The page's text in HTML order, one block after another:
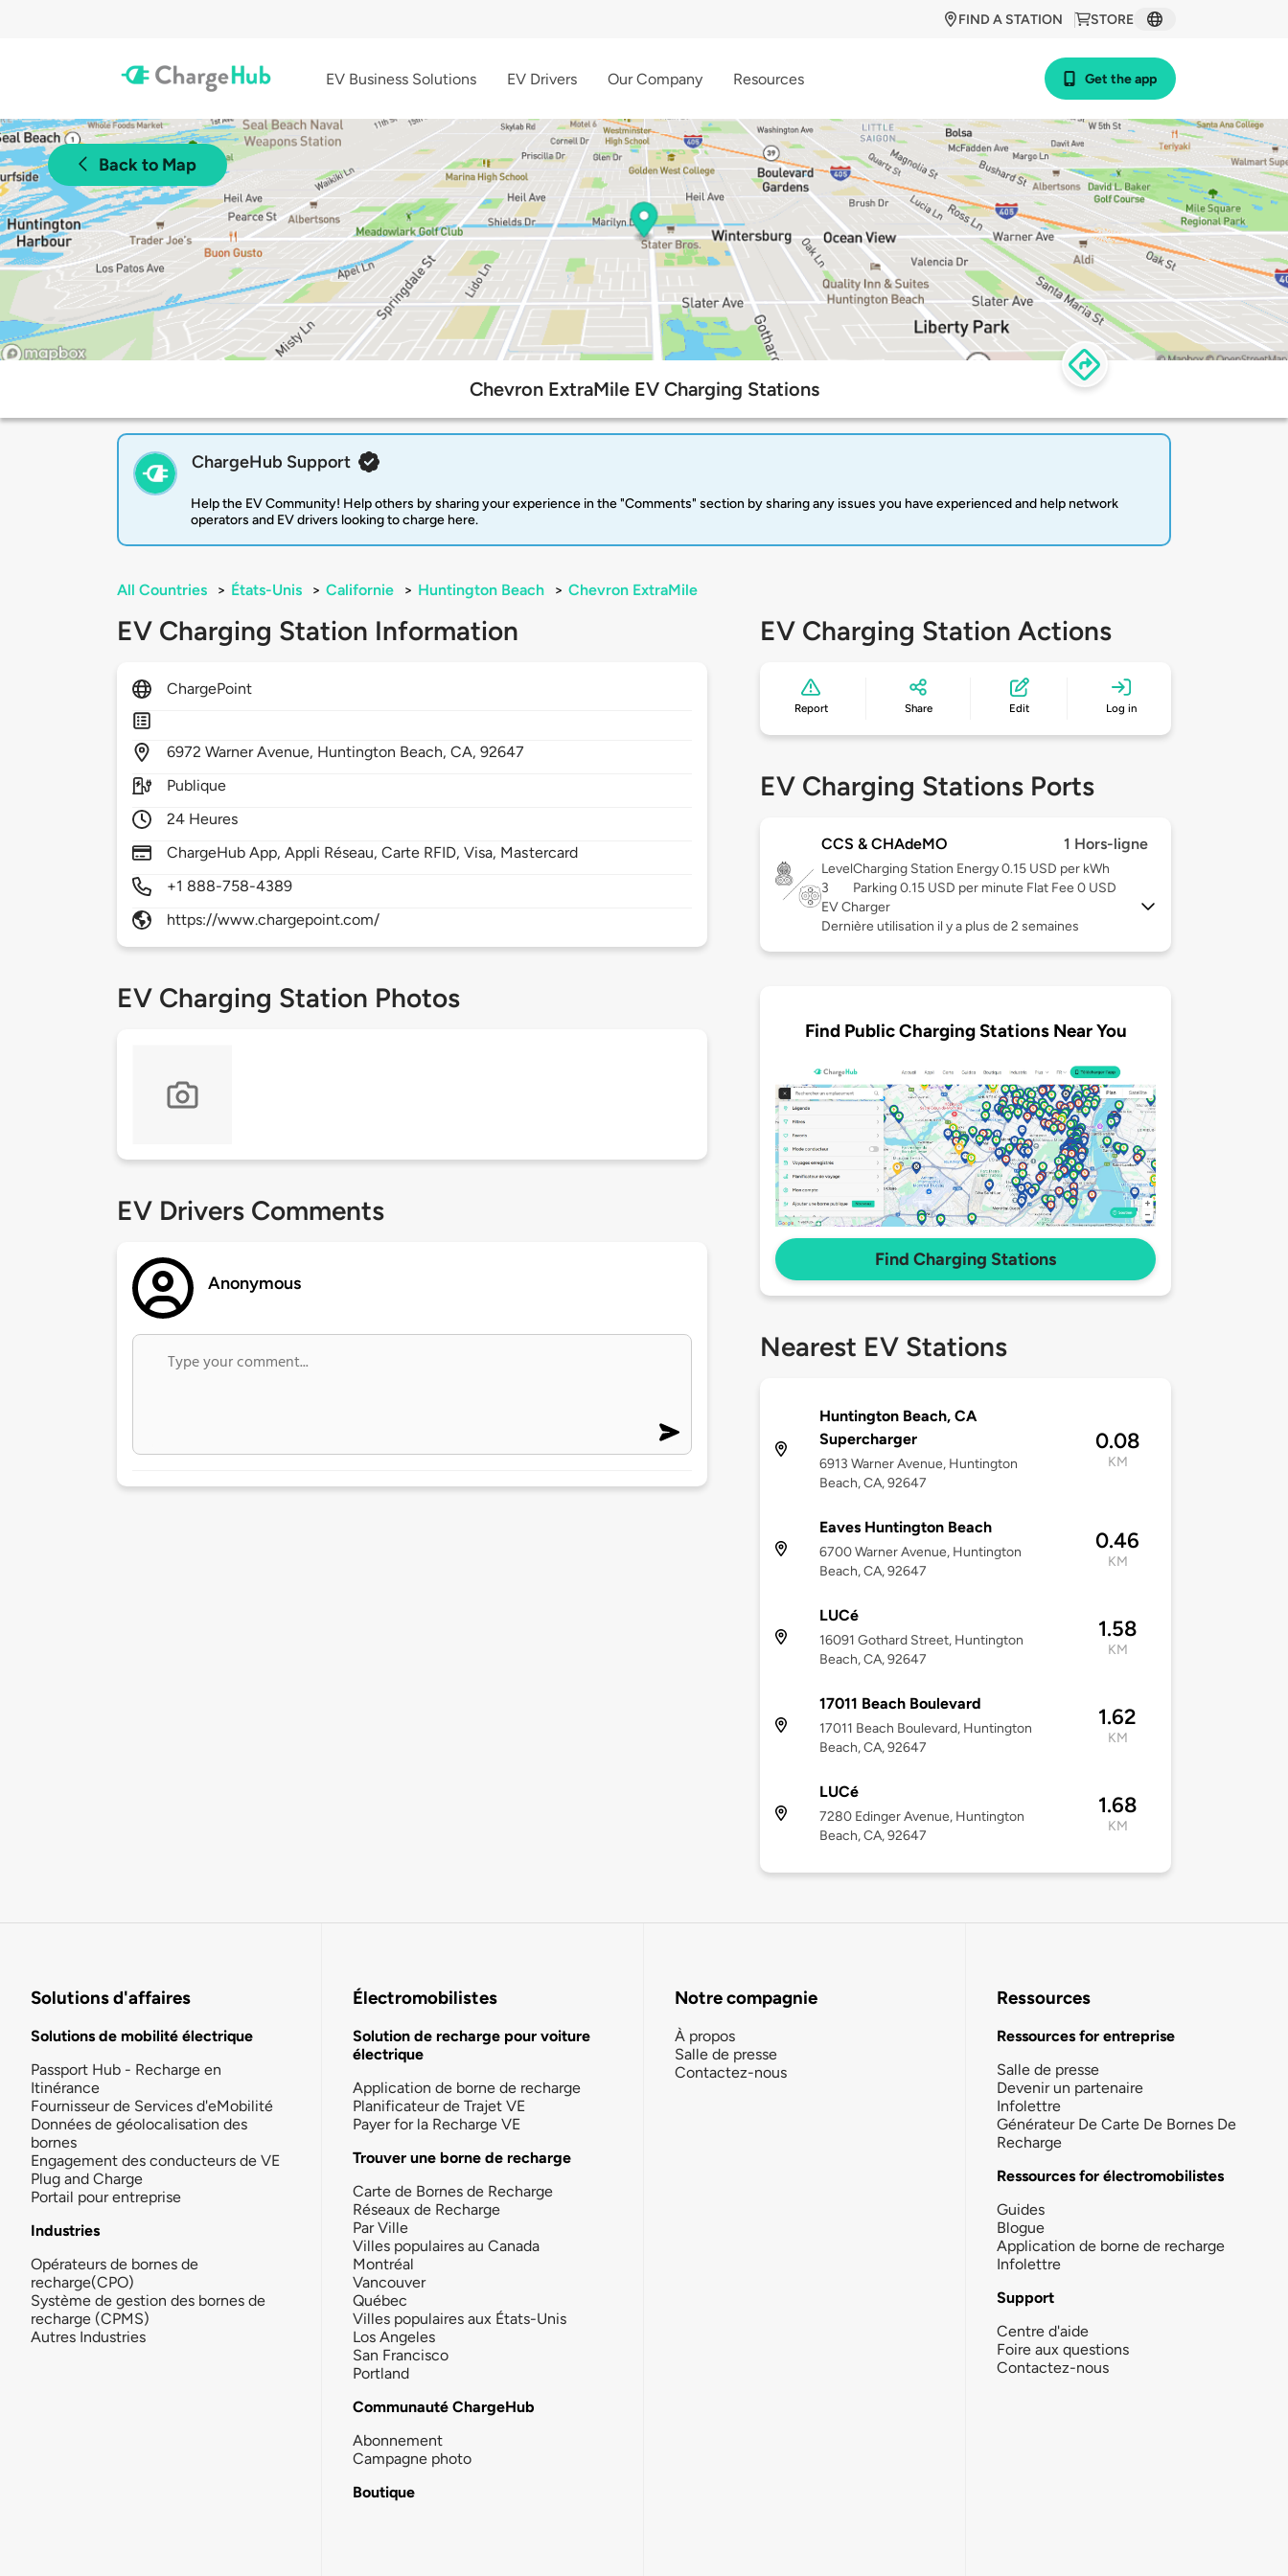
STORE
FIND A STATION
EV Business Solutions EV Drivers Our Company Resources Get the app
Back to Map
Chevron ExtraMile EV Charging Stations
ChargeHub Support
Help the EV Community! Help others by sharing your experience in the "Comments" section by sharing any issues you have experienced and help network
operators and EV drivers looking to charge here.
All Countries > États-Unis > Californie > Huntington Beach > Chevron ExtraMile
EV Charging Station Information
ChargePoint
6972Warner Avenue, Huntington Beach,CA,92647
Publique
24 Heures
ChargeHub App, Appli Réseau, Carte RFID, Visa, Mastercard
+1 888-758-4389
https://www.chargepoint.com/
EV Charging Station Photos
EV Drivers Comments
Anonymous
EV Charging Station Actions
Report Share Edit Log in
EV Charging Stations Ports
CCS & CHAdeMO 1 Hors-ligne
Level
3
Charging Station Energy 0.15 USD per kWh
Parking 0.15 USD per minute Flat Fee 0 USD
EV Charger
Dernière utilisation il y a plus de 2 semaines
Find Public Charging Stations Near You
Find Charging Stations
Nearest EV Stations
Huntington Beach, CA
Supercharger
6913 Warner Avenue, Huntington
Beach, CA, 92647
0.08
KM
Eaves Huntington Beach
6700 Warner Avenue, Huntington
Beach, CA, 92647
0.46
KM
LUCé
16091 Gothard Street, Huntington
Beach, CA, 92647
1.58
KM
17011 Beach Boulevard
17011 Beach Boulevard, Huntington
Beach, CA, 92647
1.62
KM
LUCé
7280 Edinger Avenue, Huntington
Beach, CA, 92647
1.68
KM
Solutions d'affaires
Solutions de mobilité électrique
Passport Hub - Recharge en
Itinérance
Fournisseur de Services d'eMobilité
Données de géolocalisation des
bornes
Engagement des conducteurs de VE
Plug and Charge
Portail pour entreprise
Industries
Opérateurs de bornes de
recharge(CPO)
Système de gestion des bornes de
recharge (CPMS)
Autres Industries
Électromobilistes
Solution de recharge pour voiture
électrique
Application de borne de recharge
Planificateur de Trajet VE
Payer for la Recharge VE
Trouver une borne de recharge
Carte de Bornes de Recharge
Réseaux de Recharge
Par Ville
Villes populaires au Canada
Montréal
Vancouver
Québec
Villes populaires aux États-Unis
Los Angeles
San Francisco
Portland
Communauté ChargeHub
Abonnement
Campagne photo
Boutique
Notre compagnie
À propos
Salle de presse
Contactez-nous
Ressources
Ressources for entreprise
Salle de presse
Devenir un partenaire
Infolettre
Générateur De Carte De Bornes De
Recharge
Ressources for électromobilistes
Guides
Blogue
Application de borne de recharge
Infolettre
Support
Centre d'aide
Foire aux questions
Contactez-nous